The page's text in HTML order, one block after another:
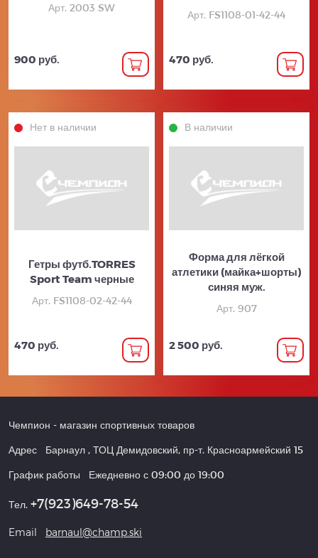
Арт. 2003 SW
900 руб.
Арт. FS1108-01-42-44
470 руб.
Нет в наличии
Гетры футб.TORRES
Sport Team черные
Арт. FS1108-02-42-44
470 руб.
В наличии
Форма для лёгкой
атлетики (майка+шорты)
синяя муж.
Арт. 907
2 500 руб.
Чемпион - магазин спортивных товаров
Адрес Барнаул , ТОЦ Демидовский, пр-т. Красноармейский 15
График работы Ежедневно с 09:00 до 19:00
Тел. +7(923)649-78-54
Email barnaul@champ.ski